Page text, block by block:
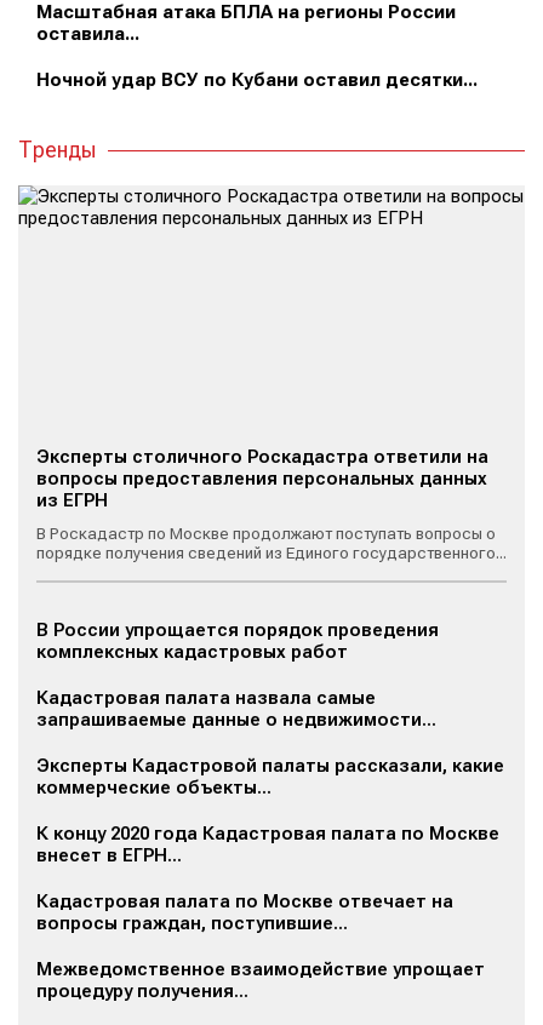
Масштабная атака БПЛА на регионы России
оставила...
Ночной удар ВСУ по Кубани оставил десятки...
Тренды
Эксперты столичного Роскадастра ответили на
вопросы предоставления персональных данных
из ЕГРН
В Роскадастр по Москве продолжают поступать вопросы о
порядке получения сведений из Единого государственного...
В России упрощается порядок проведения
комплексных кадастровых работ
Кадастровая палата назвала самые
запрашиваемые данные о недвижимости...
Эксперты Кадастровой палаты рассказали, какие
коммерческие объекты...
К концу 2020 года Кадастровая палата по Москве
внесет в ЕГРН...
Кадастровая палата по Москве отвечает на
вопросы граждан, поступившие...
Межведомственное взаимодействие упрощает
процедуру получения...